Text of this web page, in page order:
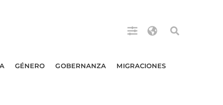
GÉNERO GOBERNANZA MIGRACIONES